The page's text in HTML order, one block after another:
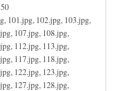
101.jpg, 102.jpg, 103.jpg,
107.jpg, 108.jpg,
112.jpg, 113.jpg,
117.jpg, 118.jpg,
122.jpg, 123.jpg,
127.jpg, 128.jpg,